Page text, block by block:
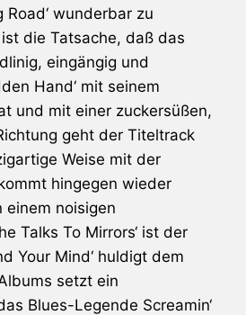
wunderbar zu
die Tatsache, daß das
eingängig und
Hand‘ mit seinem
und mit einer zuckersüßen,
geht der Titeltrack
Weise mit der
hingegen wieder
einem noisigen
Talks To Mirrors‘ ist der
Your Mind‘ huldigt dem
setzt ein
Blues-Legende Screamin‘